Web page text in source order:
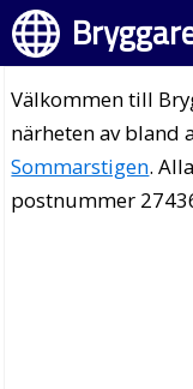
Välkommen till
närheten av bland
Sommarstigen.
postnummer